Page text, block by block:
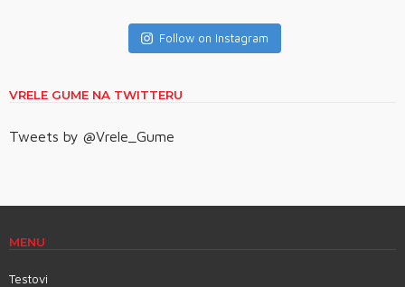
Follow on Instagram
VRELE GUME NA TWITTERU
Tweets by @Vrele_Gume
MENU
Testovi